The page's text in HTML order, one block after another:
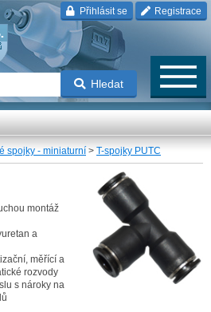
Přihlásit se Registrace
Hledat
spojky - miniaturní > T-spojky PUTC
montáž
a
měřící a
rozvody
s nároky na